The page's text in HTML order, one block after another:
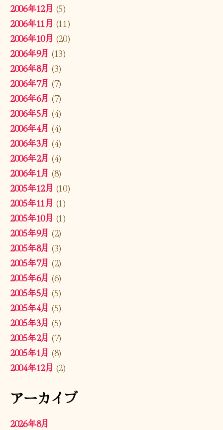
2006年12月 (5)
2006年11月 (11)
2006年10月 (20)
2006年9月 (13)
2006年8月 (3)
2006年7月 (7)
2006年6月 (7)
2006年5月 (4)
2006年4月 (4)
2006年3月 (4)
2006年2月 (4)
2006年1月 (8)
2005年12月 (10)
2005年11月 (1)
2005年10月 (1)
2005年9月 (2)
2005年8月 (3)
2005年7月 (2)
2005年6月 (6)
2005年5月 (5)
2005年4月 (5)
2005年3月 (5)
2005年2月 (7)
2005年1月 (8)
2004年12月 (2)
アーカイブ
2026年8月